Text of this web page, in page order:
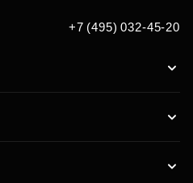
+7 (495) 032-45-20